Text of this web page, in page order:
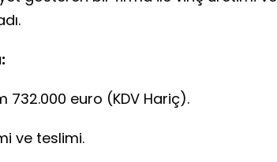
732.000 euro (KDV Hariç).
ve teslimi.